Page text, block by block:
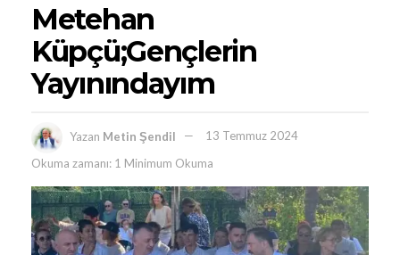
Metehan
Küpçü;Gençlerin
Yayınındayım
Yazan Metin Şendil
13 Temmuz 2024
Okuma zamanı: 1 Minimum Okuma